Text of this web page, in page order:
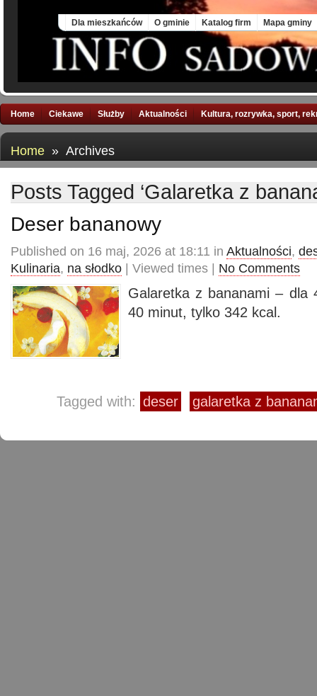
Dla mieszkańców O gminie Katalog firm Mapa gminy
Home Ciekawe Służby Aktualności Kultura, rozrywka, sport,
Home » Archives
Posts Tagged ‘Galaretka z
Deser bananowy
Published on 16 maj, 2026 at 18:11 in Aktualności,
Kulinaria, na słodko | Viewed times | No Comments
Galaretka z bananami – dla
40 minut, tylko 342 kcal.
Tagged with: deser galaretka z